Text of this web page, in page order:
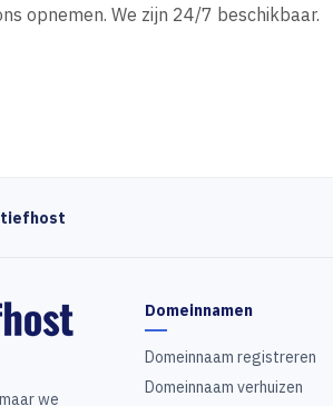
opnemen. We zijn 24/7 beschikbaar.
we
Domeinnamen
Domeinnaam registreren
Domeinnaam verhuizen